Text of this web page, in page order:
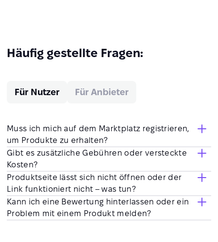
Häufig gestellte Fragen:
Für Nutzer Für Anbieter
Muss ich mich auf dem Marktplatz registrieren,
um Produkte zu erhalten?
Gibt es zusätzliche Gebühren oder versteckte
Kosten?
Produktseite lässt sich nicht öffnen oder der
Link funktioniert nicht – was tun?
Kann ich eine Bewertung hinterlassen oder ein
Problem mit einem Produkt melden?